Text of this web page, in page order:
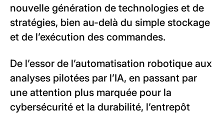
nouvelle génération de technologies et de
stratégies, bien au-delà du simple stockage
et de l’exécution des commandes.
De l’essor de l’automatisation robotique aux
analyses pilotées par l’IA, en passant par
une attention plus marquée pour la
cybersécurité et la durabilité, l’entrepôt